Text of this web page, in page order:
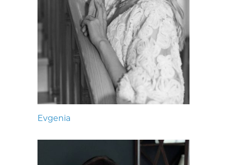
Evgenia